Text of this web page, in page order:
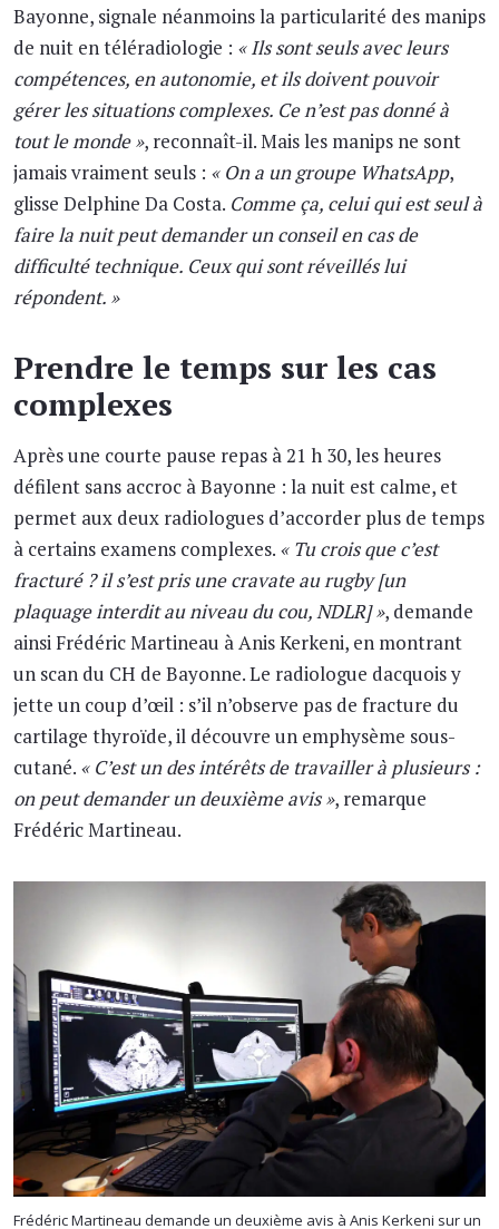
Bayonne, signale néanmoins la particularité des manips
de nuit en téléradiologie : « Ils sont seuls avec leurs
compétences, en autonomie, et ils doivent pouvoir
gérer les situations complexes. Ce n’est pas donné à
tout le monde », reconnaît-il. Mais les manips ne sont
jamais vraiment seuls : « On a un groupe WhatsApp,
glisse Delphine Da Costa. Comme ça, celui qui est seul à
faire la nuit peut demander un conseil en cas de
difficulté technique. Ceux qui sont réveillés lui
répondent. »
Prendre le temps sur les cas
complexes
Après une courte pause repas à 21 h 30, les heures
défilent sans accroc à Bayonne : la nuit est calme, et
permet aux deux radiologues d’accorder plus de temps
à certains examens complexes. « Tu crois que c’est
fracturé ? il s’est pris une cravate au rugby [un
plaquage interdit au niveau du cou, NDLR] », demande
ainsi Frédéric Martineau à Anis Kerkeni, en montrant
un scan du CH de Bayonne. Le radiologue dacquois y
jette un coup d’œil : s’il n’observe pas de fracture du
cartilage thyroïde, il découvre un emphysème sous-
cutané. « C’est un des intérêts de travailler à plusieurs :
on peut demander un deuxième avis », remarque
Frédéric Martineau.
Frédéric Martineau demande un deuxième avis à Anis Kerkeni sur un